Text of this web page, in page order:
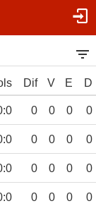
Dif V E D
0 0 0 0
0 0 0 0
0 0 0 0
0 0 0 0